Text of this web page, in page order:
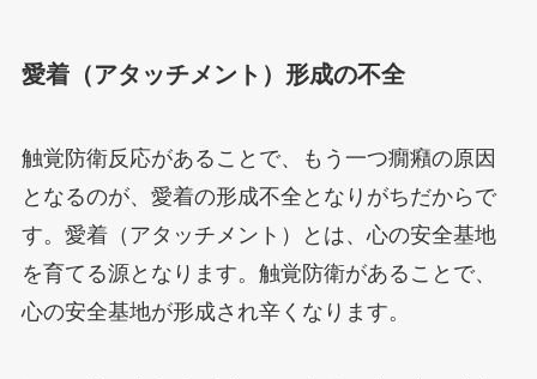
愛着（アタッチメント）形成の不全
触覚防衛反応があることで、もう一つ癇癪の原因
となるのが、愛着の形成不全となりがちだからで
す。愛着（アタッチメント）とは、心の安全基地
を育てる源となります。触覚防衛があることで、
心の安全基地が形成され辛くなります。